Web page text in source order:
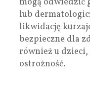
lub
likwidację
bezpieczne dla
również u dzieci,
ostrożność.